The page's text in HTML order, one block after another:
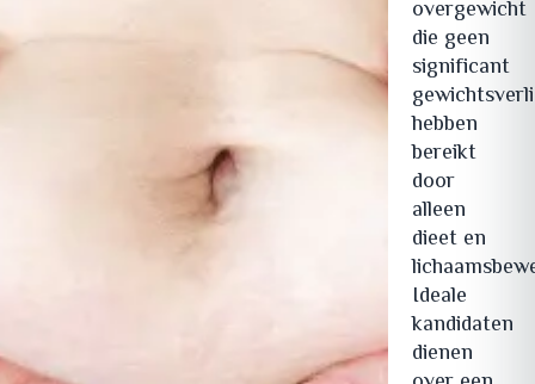
overgewicht
die geen
significant
hebben
bereikt
door
alleen
dieet en
Ideale
kandidaten
dienen